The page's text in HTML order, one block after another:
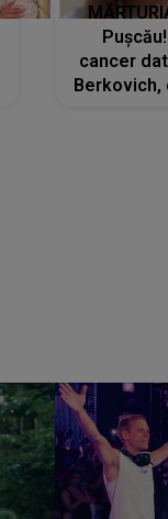
cancer
Berkovich,